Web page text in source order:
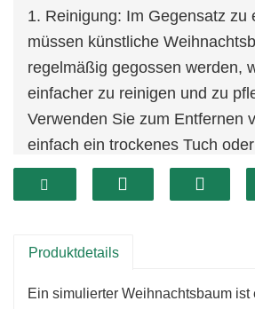
1. Reinigung: Im Gegensatz zu
müssen künstliche
regelmäßig gegossen werden,
einfacher zu reinigen und zu
Verwenden Sie zum Entfernen
einfach ein trockenes Tuch
Staubsauger.
2. Kein Herunterfallen: Unsere
herunterfallen, wodurch der
Haltbarkeit:
Produktdetails
Ein simulierter Weihnachtsbaum